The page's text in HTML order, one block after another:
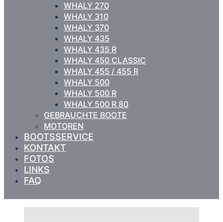
WHALY 270
WHALY 310
WHALY 370
WHALY 435
WHALY 435 R
WHALY 450 CLASSIC
WHALY 455 / 455 R
WHALY 500
WHALY 500 R
WHALY 500 R 80
GEBRAUCHTE BOOTE
MOTOREN
BOOTSSERVICE
KONTAKT
FOTOS
LINKS
FAQ